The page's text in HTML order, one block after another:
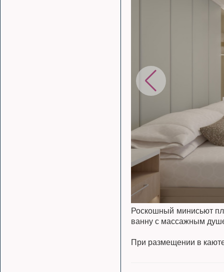
Роскошный минисьют
ванну с массажным
При размещении в